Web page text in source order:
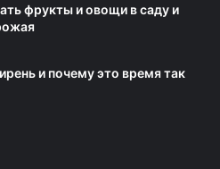
фрукты и овощи в саду и
и почему это время так